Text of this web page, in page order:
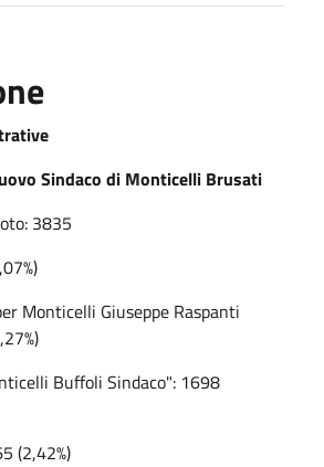
Sindaco di Monticelli Brusati
3835
Monticelli Giuseppe Raspanti
Buffoli Sindaco": 1698
(2,42%)